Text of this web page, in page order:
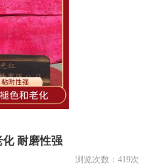
耐磨性强
浏览次数： 419次